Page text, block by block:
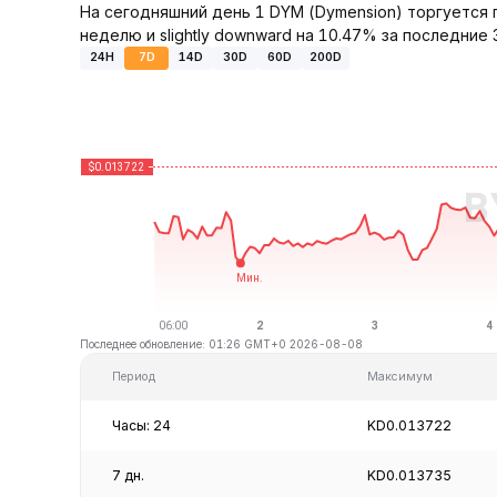
На сегодняшний день 1 DYM (Dymension)
неделю и slightly downward на 10.47% за последние
24H 7D 14D 30D 60D 200D
Последнее обновление: 01:26 GMT+0 2026-08-08
Период Максимум
Часы: 24 KD0.013722
7 дн. KD0.013735